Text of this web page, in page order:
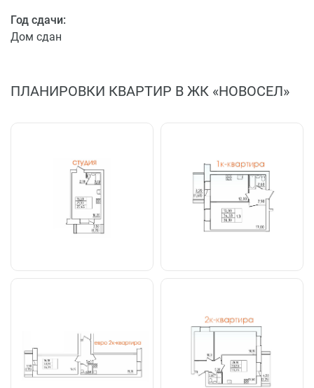
Год сдачи:
Дом сдан
ПЛАНИРОВКИ КВАРТИР В ЖК «НОВОСЕЛ»